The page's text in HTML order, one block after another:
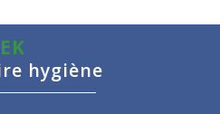
hygiène